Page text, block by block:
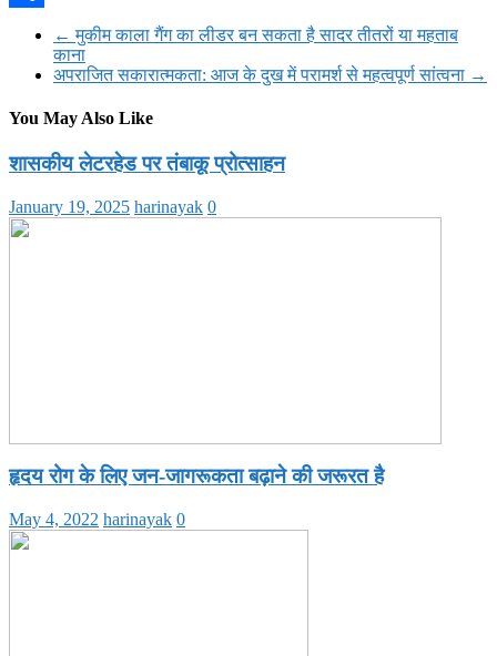
← मुकीम काला गैंग का लीडर बन सकता है सादर तीतरों या महताब
काना
अपराजित सकारात्मकता: आज के दुख में परामर्श से महत्वपूर्ण सांत्वना →
You May Also Like
शासकीय लेटरहेड पर तंबाकू प्रोत्साहन
January 19, 2025 harinayak 0
हृदय रोग के लिए जन-जागरूकता बढ़ाने की जरूरत है
May 4, 2022 harinayak 0